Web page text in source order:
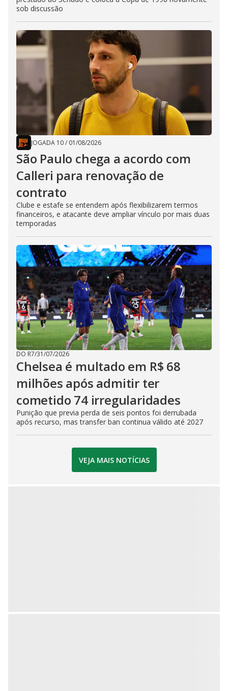
sob discussão
JOGADA 10/ 01/08/2026
São Paulo chega a acordo com
Calleri para renovação de
contrato
Clube e estafe se entendem após flexibilizarem termos
financeiros, e atacante deve ampliar vínculo por mais duas
temporadas
DO R7/31/07/2026
Chelsea é multado em R$ 68
milhões após admitir ter
cometido 74 irregularidades
Punição que previa perda de seis pontos foi derrubada
após recurso, mas transfer ban continua válido até 2027
VEJA MAIS NOTÍCIAS